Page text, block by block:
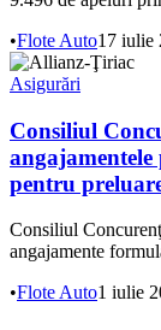
•Flote Auto17 iulie
Asigurări
Consiliul
pentru
Consiliul
angajamente
•Flote Auto1 iulie